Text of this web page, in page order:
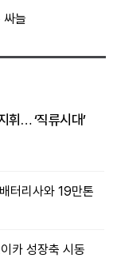
싸늘
휘… ‘직류시대’
터리사와 19만톤
카 성장축 시동